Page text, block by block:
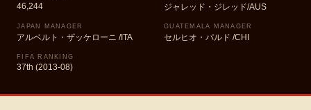
46,244 ジャレッド・ジレッド/AUS
JAPAN MANAGER
アルベルト・ザッケローニ /ITA
GUATEMALA MANAGER
セルヒオ・パルド /CHI
FIFA RANKING
37th (2013-08)